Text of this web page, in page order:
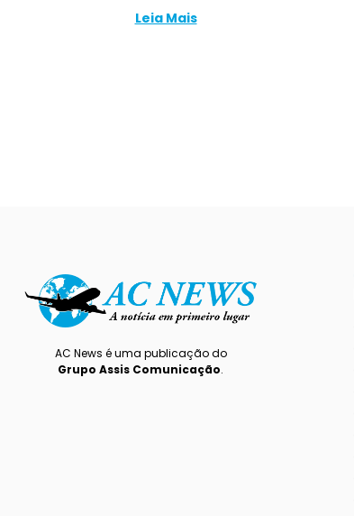
Leia Mais
AC News é uma publicação do
Grupo Assis Comunicação.